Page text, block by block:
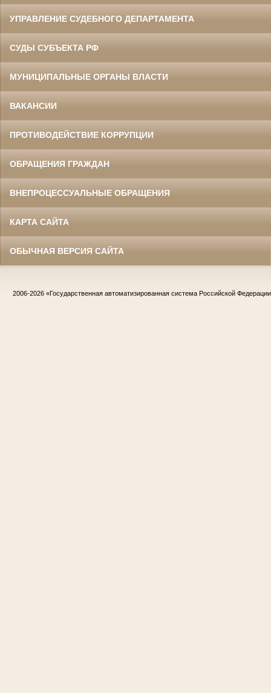
УПРАВЛЕНИЕ СУДЕБНОГО ДЕПАРТАМЕНТА
СУДЫ СУБЪЕКТА РФ
МУНИЦИПАЛЬНЫЕ ОРГАНЫ ВЛАСТИ
ВАКАНСИИ
ПРОТИВОДЕЙСТВИЕ КОРРУПЦИИ
ОБРАЩЕНИЯ ГРАЖДАН
ВНЕПРОЦЕССУАЛЬНЫЕ ОБРАЩЕНИЯ
КАРТА САЙТА
ОБЫЧНАЯ ВЕРСИЯ САЙТА
2006-2026 «Государственная автоматизированная система Российской